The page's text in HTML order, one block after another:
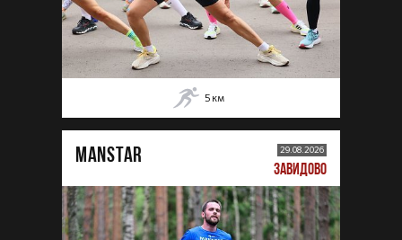
5 км
MANSTAR 29.08.2026
ЗАВИДОВО